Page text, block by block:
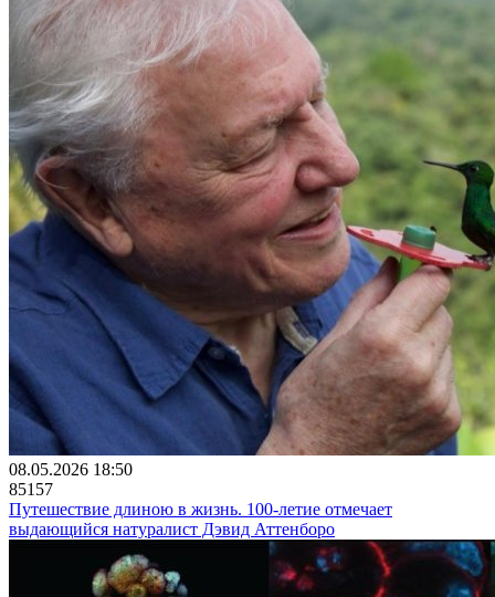
08.05.2026 18:50
85157
Путешествие длиною в жизнь. 100-летие отмечает
выдающийся натуралист Дэвид Аттенборо